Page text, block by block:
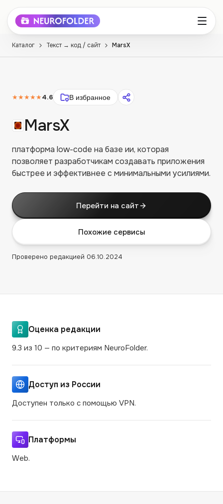
Каталог Текст → код / сайт MarsX
★★★★★4.6 В избранное
MarsX
платформа low-code на базе ии, которая
позволяет разработчикам создавать приложения
быстрее и эффективнее с минимальными усилиями.
Перейти на сайт
Похожие сервисы
Проверено редакцией 06.10.2024
Оценка редакции
9.3 из 10 — по критериям NeuroFolder.
Доступ из России
Доступен только с помощью VPN.
Платформы
Web.